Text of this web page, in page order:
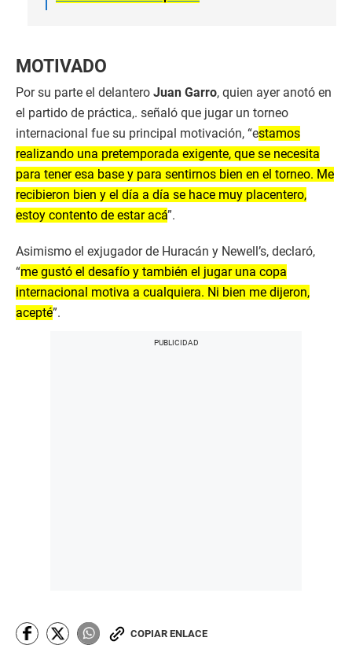
MOTIVADO
Por su parte el delantero Juan Garro, quien ayer anotó en
el partido de práctica,. señaló que jugar un torneo
internacional fue su principal motivación, “estamos
realizando una pretemporada exigente, que se necesita
para tener esa base y para sentirnos bien en el torneo. Me
recibieron bien y el día a día se hace muy placentero,
estoy contento de estar acá”.
Asimismo el exjugador de Huracán y Newell’s, declaró,
“me gustó el desafío y también el jugar una copa
internacional motiva a cualquiera. Ni bien me dijeron,
acepté”.
COPIAR ENLACE